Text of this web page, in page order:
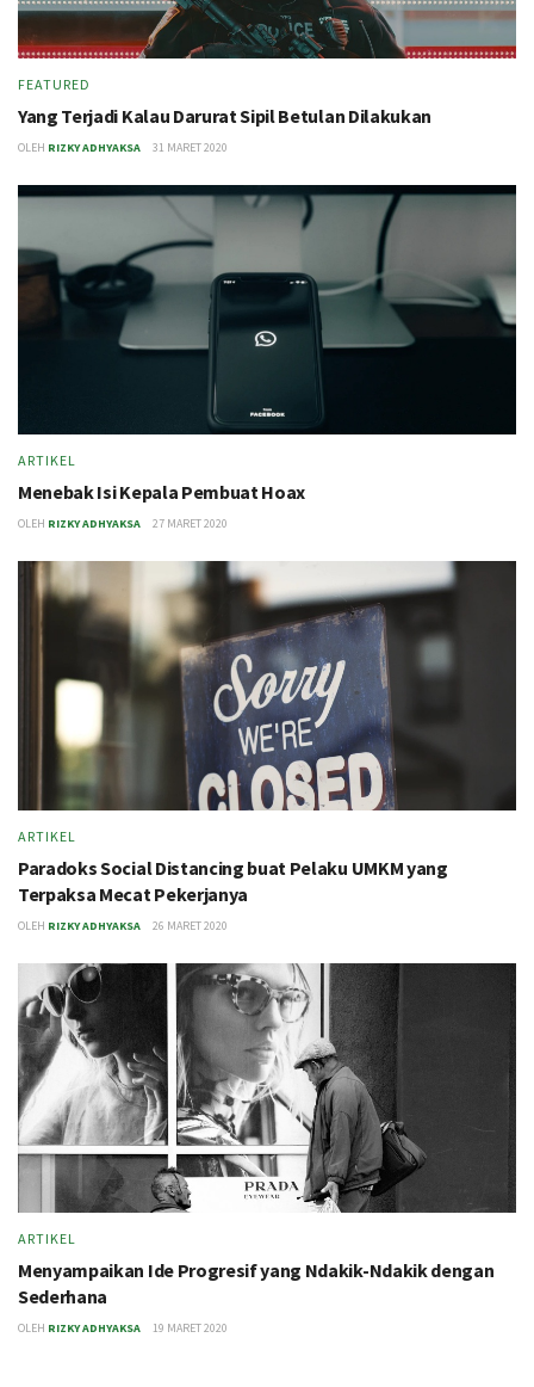
FEATURED
Yang Terjadi Kalau Darurat Sipil Betulan Dilakukan
OLEH RIZKY ADHYAKSA 31 MARET 2020
ARTIKEL
Menebak Isi Kepala Pembuat Hoax
OLEH RIZKY ADHYAKSA 27 MARET 2020
ARTIKEL
Paradoks Social Distancing buat Pelaku UMKM yang
Terpaksa Mecat Pekerjanya
OLEH RIZKY ADHYAKSA 26 MARET 2020
ARTIKEL
Menyampaikan Ide Progresif yang Ndakik-Ndakik dengan
Sederhana
OLEH RIZKY ADHYAKSA 19 MARET 2020